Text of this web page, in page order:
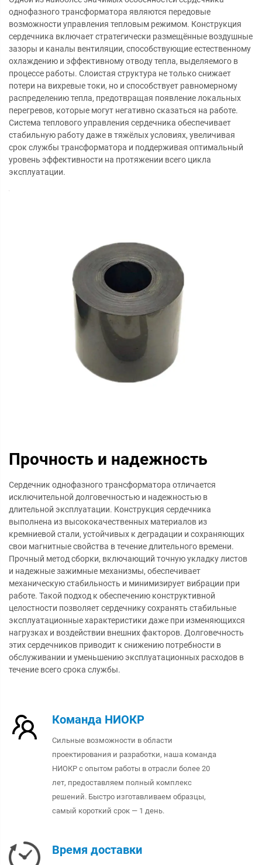
однофазного трансформатора являются передовые
возможности управления тепловым режимом. Конструкция
сердечника включает стратегически размещённые воздушные
зазоры и каналы вентиляции, способствующие естественному
охлаждению и эффективному отводу тепла, выделяемого в
процессе работы. Слоистая структура не только снижает
потери на вихревые токи, но и способствует равномерному
распределению тепла, предотвращая появление локальных
перегревов, которые могут негативно сказаться на работе.
Система теплового управления сердечника обеспечивает
стабильную работу даже в тяжёлых условиях, увеличивая
срок службы трансформатора и поддерживая оптимальный
уровень эффективности на протяжении всего цикла
эксплуатации.
Прочность и надежность
Сердечник однофазного трансформатора отличается
исключительной долговечностью и надежностью в
длительной эксплуатации. Конструкция сердечника
выполнена из высококачественных материалов из
кремниевой стали, устойчивых к деградации и сохраняющих
свои магнитные свойства в течение длительного времени.
Прочный метод сборки, включающий точную укладку листов
и надежные зажимные механизмы, обеспечивает
механическую стабильность и минимизирует вибрации при
работе. Такой подход к обеспечению конструктивной
целостности позволяет сердечнику сохранять стабильные
эксплуатационные характеристики даже при изменяющихся
нагрузках и воздействии внешних факторов. Долговечность
этих сердечников приводит к снижению потребности в
обслуживании и уменьшению эксплуатационных расходов в
течение всего срока службы.
Команда НИОКР
Сильные возможности в области
проектирования и разработки, наша команда
НИОКР с опытом работы в отрасли более 20
лет, предоставляем полный комплекс
решений. Быстро изготавливаем образцы,
самый короткий срок — 1 день.
Время доставки